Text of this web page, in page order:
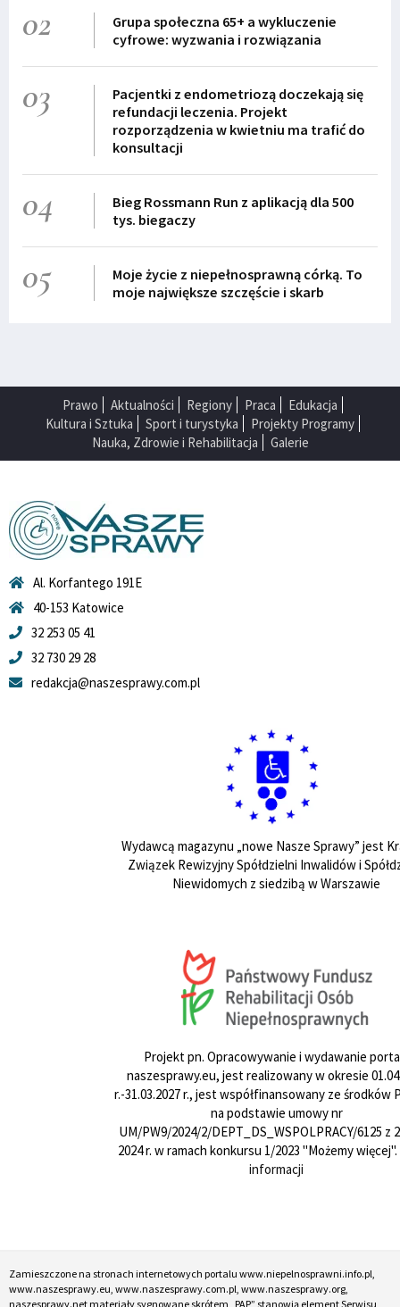
02
Grupa społeczna 65+ a wykluczenie
cyfrowe: wyzwania i rozwiązania
03
Pacjentki z endometriozą doczekają się
refundacji leczenia. Projekt
rozporządzenia w kwietniu ma trafić do
konsultacji
04
Bieg Rossmann Run z aplikacją dla 500
tys. biegaczy
05
Moje życie z niepełnosprawną córką. To
moje największe szczęście i skarb
Prawo Aktualności Regiony Praca
Edukacja
Kultura i Sztuka
Sport i turystyka
Projekty Programy
Nauka, Zdrowie i Rehabilitacja
Galerie
Al. Korfantego 191E
40-153 Katowice
32 253 05 41
32 730 29 28
redakcja@naszesprawy.com.pl
Wydawcą magazynu „nowe Nasze Sprawy” jest
Związek Rewizyjny Spółdzielni Inwalidów i
Niewidomych z siedzibą w Warszawie
Projekt pn. Opracowywanie i wydawanie
naszesprawy.eu, jest realizowany w okresie
r.-31.03.2027 r., jest współfinansowany ze środków
na podstawie umowy nr
UM/PW9/2024/2/DEPT_DS_WSPOLPRACY/6125 z
2024 r. w ramach konkursu 1/2023 "Możemy więcej".
informacji
Zamieszczone na stronach internetowych portalu www.niepelnosprawni.info.pl,
www.naszesprawy.eu, www.naszesprawy.com.pl, www.naszesprawy.org,
naszesprawy.net materiały sygnowane skrótem „PAP” stanowią element Serwisu